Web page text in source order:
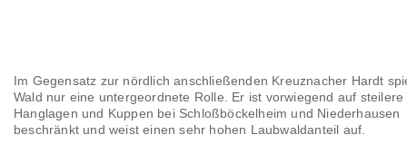
Im Gegensatz zur nördlich anschließenden Kreuznacher Hardt
Wald nur eine untergeordnete Rolle. Er ist vorwiegend auf steilere
Hanglagen und Kuppen bei Schloßböckelheim und Niederhausen
beschränkt und weist einen sehr hohen Laubwaldanteil auf.